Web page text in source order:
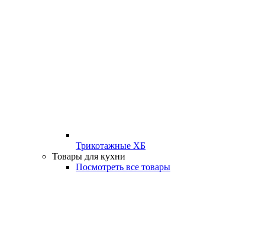
Трикотажные ХБ
Товары для кухни
Посмотреть все товары